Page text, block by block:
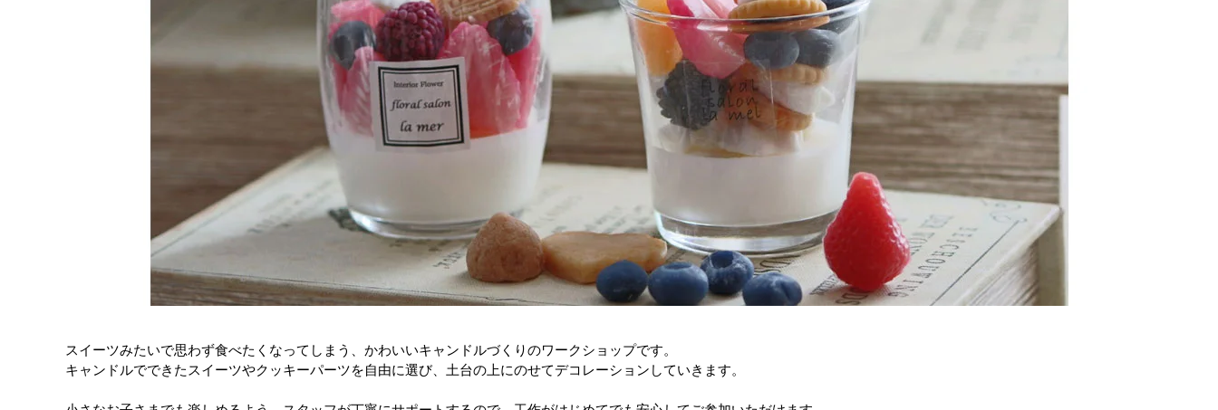
スイーツみたいで思わず食べたくなってしまう、かわいいキャンドルづくりのワークショップです。
キャンドルでできたスイーツやクッキーパーツを自由に選び、土台の上にのせてデコレーションしていきます。